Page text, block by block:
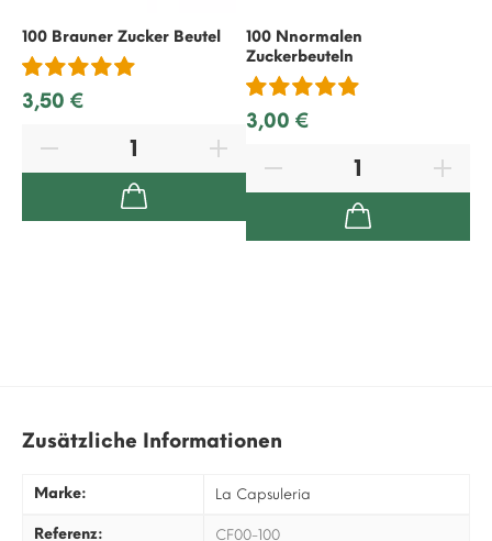
100 Brauner Zucker Beutel
3,50 €
100 Nnormalen
Zuckerbeuteln
3,00 €
Zusätzliche Informationen
Marke: La Capsuleria
Referenz: CF00-100